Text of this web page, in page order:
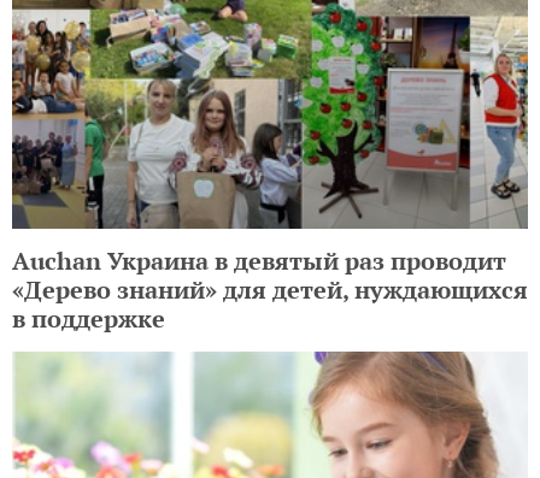
Auchan Украина в девятый раз проводит
«Дерево знаний» для детей, нуждающихся
в поддержке